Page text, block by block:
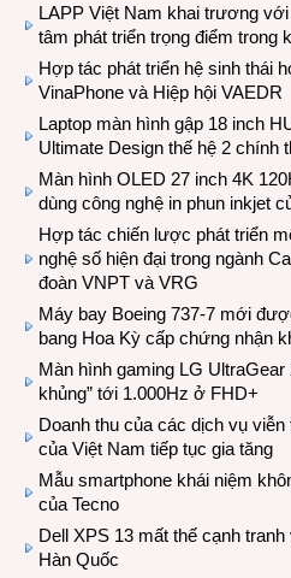
LAPP Việt Nam khai trương
tâm phát triển trọng điểm trong
Hợp tác phát triển hệ sinh thái
VinaPhone và Hiệp hội VAEDR
Laptop màn hình gập 18 inch
Ultimate Design thế hệ 2 chính
Màn hình OLED 27 inch 4K
dùng công nghệ in phun inkjet
Hợp tác chiến lược phát triển
nghệ số hiện đại trong ngành
đoàn VNPT và VRG
Máy bay Boeing 737-7 mới
bang Hoa Kỳ cấp chứng nhận
Màn hình gaming LG UltraGear
khủng” tới 1.000Hz ở FHD+
Doanh thu của các dịch vụ
của Việt Nam tiếp tục gia tăng
Mẫu smartphone khái niệm
của Tecno
Dell XPS 13 mất thế cạnh
Hàn Quốc